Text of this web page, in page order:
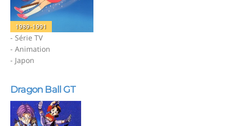
1989-1991
- Série TV
- Animation
- Japon
Dragon Ball GT